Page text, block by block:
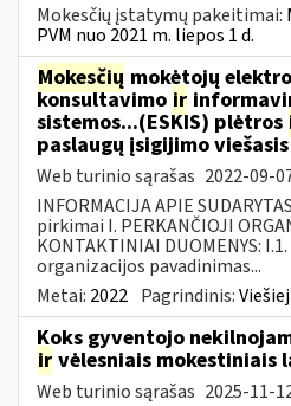
Mokesčių įstatymų pakeitimai:
PVM nuo 2021 m. liepos 1 d.
Mokesčių mokėtojų
konsultavimo ir
sistemos...(ESKIS) plėtros
paslaugų įsigijimo
Web turinio sąrašas 2022-09-
INFORMACIJA APIE
pirkimai I. PERKANČIOJI
KONTAKTINIAI DUOMENYS:
organizacijos pavadinimas...
Metai: 2022 Pagrindinis:
Koks gyventojo
ir vėlesniais mokestiniais
Web turinio sąrašas 2025-11-